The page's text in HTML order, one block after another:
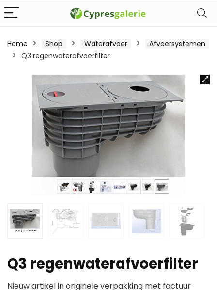
Home Shop Waterafvoer
Afvoersystemen
Q3 regenwaterafvoerfilter
Q3 regenwaterafvoerfilter
Nieuw artikel in originele verpakking met factuur